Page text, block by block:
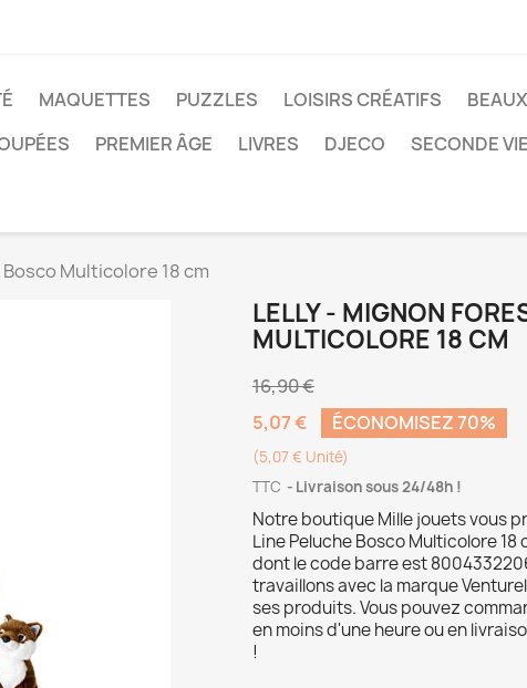
MAQUETTES PUZZLES LOISIRS CRÉATIFS
PREMIER ÂGE LIVRES DJECO SECONDE VIE
Multicolore 18 cm
LELLY - MIGNON
MULTICOLORE 18 CM
16,90 €
5,07 €
ÉCONOMISEZ 70%
(5,07 € Unité)
TTC
Livraison sous 24/48h !
Notre boutique Mille jouets vous
Line Peluche Bosco Multicolore
dont le code barre est
travaillons avec la marque
ses produits. Vous pouvez
en moins d'une heure ou en
!